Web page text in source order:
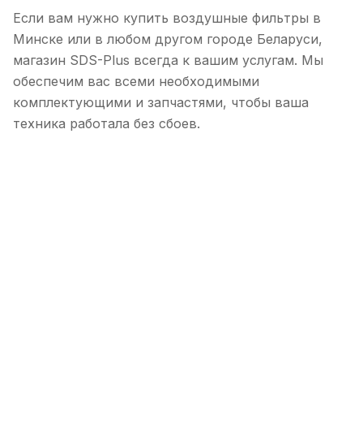
Если вам нужно купить воздушные фильтры в
Минске или в любом другом городе Беларуси,
магазин SDS-Plus всегда к вашим услугам. Мы
обеспечим вас всеми необходимыми
комплектующими и запчастями, чтобы ваша
техника работала без сбоев.